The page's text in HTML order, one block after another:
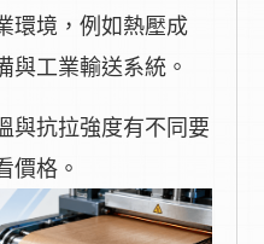
環境，例如熱壓成
與工業輸送系統。
與抗拉強度有不同要
價格。